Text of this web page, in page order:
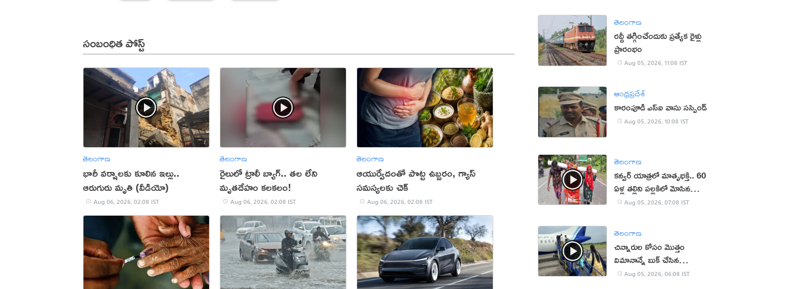
సంబంధిత పోస్ట్
తెలంగాణ
భారీ వర్షాలకు కూలిన ఇల్లు..
ఆరుగురు మృతి (వీడియో)
Aug 06, 2026, 02:08 IST
తెలంగాణ
రైలులో ట్రాలీ బ్యాగ్.. తల లేని
మృతదేహం కలకలం!
Aug 06, 2026, 02:08 IST
తెలంగాణ
ఆయుర్వేదంతో పొట్ట ఉబ్బరం, గ్యాస్
సమస్యలకు చెక్
Aug 06, 2026, 02:08 IST
తెలంగాణ
రద్దీ తగ్గించేందుకు ప్రత్యేక రైళ్లు
ప్రారంభం
Aug 05, 2026, 11:08 IST
ఆంధ్రప్రదేశ్
కారంపూడి ఎస్ఐ వాసు స‌స్పెండ్‌
Aug 05, 2026, 10:08 IST
తెలంగాణ
కన్వర్ యాత్రలో మాతృభక్తి.. 60
ఏళ్ల తల్లిని పల్లకిలో మోసిన
కొడుకు, కోడలు!
Aug 05, 2026, 07:08 IST
తెలంగాణ
చిన్నారుల కోసం మొత్తం
విమానాన్నే బుక్ చేసిన
యూట్యూబర్
Aug 05, 2026, 06:08 IST